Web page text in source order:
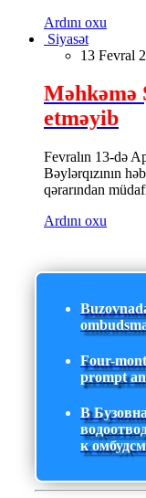
Ardını oxu
Siyasət
13 Fevral
Məhkəmə
etməyib
Fevralın 13-də
Bəylərqızının
qərarından
Ardını oxu
Four-
prompt
В
к